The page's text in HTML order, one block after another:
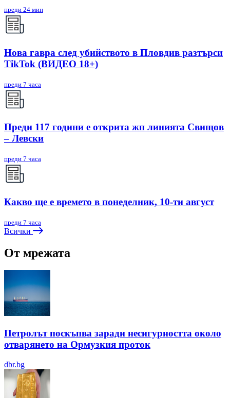
преди 24 мин
Нова гавра след убийството в Пловдив разтърси
TikTok (ВИДЕО 18+)
преди 7 часа
Преди 117 години е открита жп линията Свищов
– Левски
преди 7 часа
Какво ще е времето в понеделник, 10-ти август
преди 7 часа
Всички
От мрежата
Петролът поскъпва заради несигурността около
отварянето на Ормузкия проток
dbr.bg